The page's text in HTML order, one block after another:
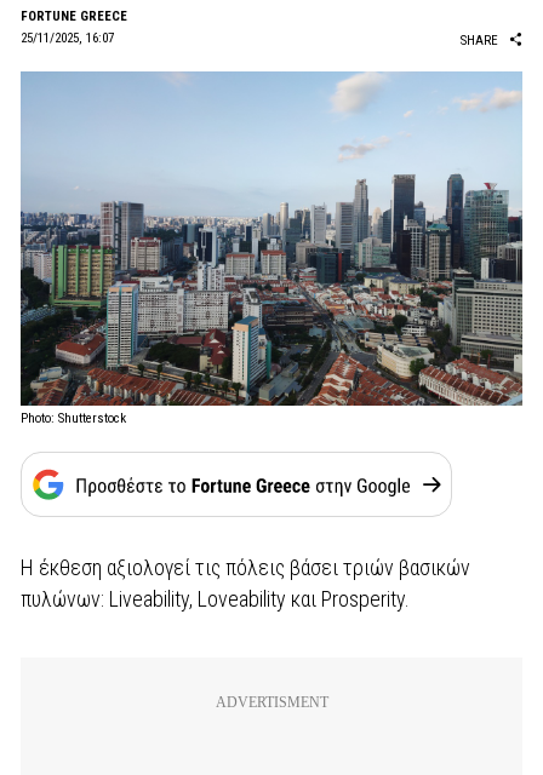
FORTUNE GREECE
25/11/2025, 16:07
SHARE
Photo: Shutterstock
Η έκθεση αξιολογεί τις πόλεις βάσει τριών βασικών
πυλώνων: Liveability, Loveability και Prosperity.